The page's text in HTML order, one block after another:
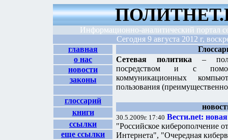
Информационно-аналитический портал
Сегодня 9 августа 2012 г,
главная
о нас
новости
законы
глоссарий
книги
ссылки
еще ссылки
Сетевая политика –
посредством и с
коммуникационных
пользования
30.5.2009г. 17:40 Вести.net:
"Российское киберополчение
Интернета", "Очередная